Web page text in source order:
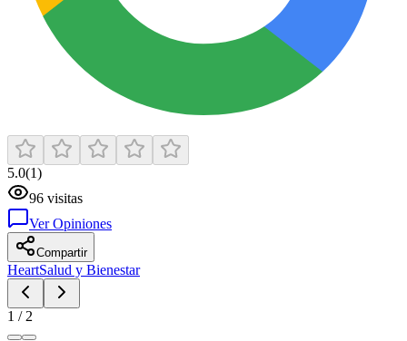
5.0(1)
96 visitas
Ver Opiniones
Compartir
HeartSalud y Bienestar
1 / 2